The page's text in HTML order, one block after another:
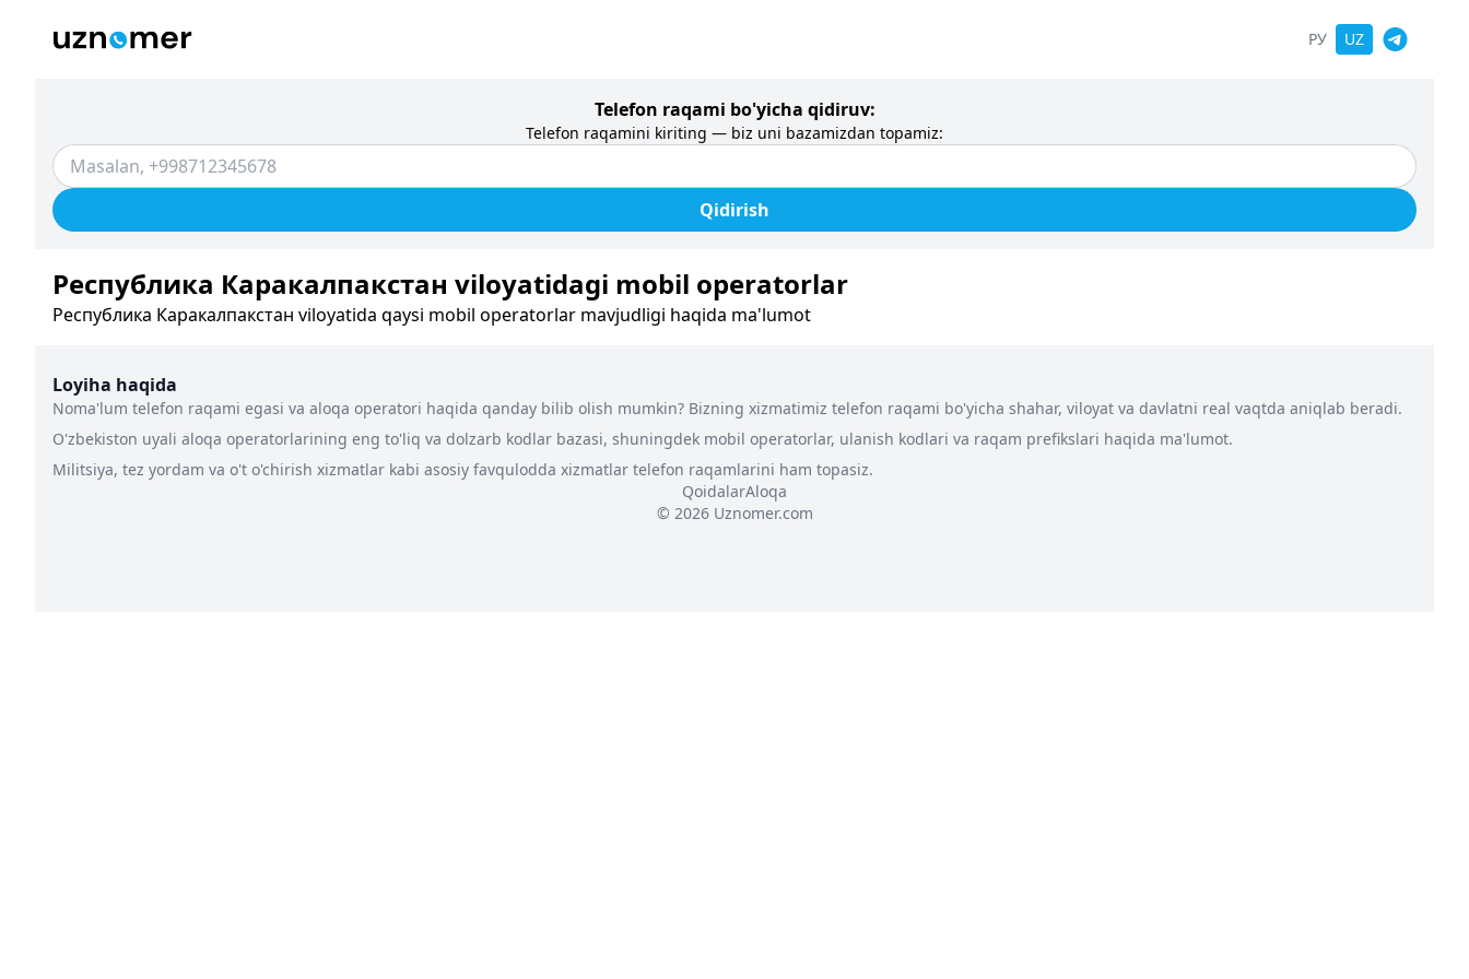
РУ UZ
Telefon raqami bo'yicha qidiruv:
Telefon raqamini kiriting — biz uni bazamizdan topamiz:
Qidirish
Республика Каракалпакстан viloyatidagi mobil operatorlar
Республика Каракалпакстан viloyatida qaysi mobil operatorlar mavjudligi haqida ma'lumot
Loyiha haqida
Noma'lum telefon raqami egasi va aloqa operatori haqida qanday bilib olish mumkin? Bizning xizmatimiz telefon raqami bo'yicha shahar, viloyat va davlatni real vaqtda aniqlab beradi.
O'zbekiston uyali aloqa operatorlarining eng to'liq va dolzarb kodlar bazasi, shuningdek mobil operatorlar, ulanish kodlari va raqam prefikslari haqida ma'lumot.
Militsiya, tez yordam va o't o'chirish xizmatlar kabi asosiy favqulodda xizmatlar telefon raqamlarini ham topasiz.
QoidalarAloqa
© 2026 Uznomer.com